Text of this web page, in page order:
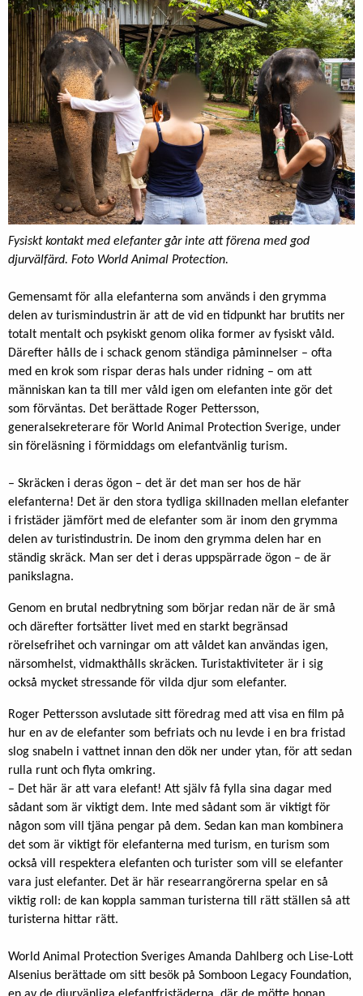
Fysiskt kontakt med elefanter går inte att förena med god
djurvälfärd. Foto World Animal Protection.
Gemensamt för alla elefanterna som används i den grymma
delen av turismindustrin är att de vid en tidpunkt har brutits ner
totalt mentalt och psykiskt genom olika former av fysiskt våld.
Därefter hålls de i schack genom ständiga påminnelser – ofta
med en krok som rispar deras hals under ridning – om att
människan kan ta till mer våld igen om elefanten inte gör det
som förväntas. Det berättade Roger Pettersson,
generalsekreterare för World Animal Protection Sverige, under
sin föreläsning i förmiddags om elefantvänlig turism.
– Skräcken i deras ögon – det är det man ser hos de här
elefanterna! Det är den stora tydliga skillnaden mellan elefanter
i fristäder jämfört med de elefanter som är inom den grymma
delen av turistindustrin. De inom den grymma delen har en
ständig skräck. Man ser det i deras uppspärrade ögon – de är
panikslagna.
Genom en brutal nedbrytning som börjar redan när de är små
och därefter fortsätter livet med en starkt begränsad
rörelsefrihet och varningar om att våldet kan användas igen,
närsomhelst, vidmakthålls skräcken. Turistaktiviteter är i sig
också mycket stressande för vilda djur som elefanter.
Roger Pettersson avslutade sitt föredrag med att visa en film på
hur en av de elefanter som befriats och nu levde i en bra fristad
slog snabeln i vattnet innan den dök ner under ytan, för att sedan
rulla runt och flyta omkring.
– Det här är att vara elefant! Att själv få fylla sina dagar med
sådant som är viktigt dem. Inte med sådant som är viktigt för
någon som vill tjäna pengar på dem. Sedan kan man kombinera
det som är viktigt för elefanterna med turism, en turism som
också vill respektera elefanten och turister som vill se elefanter
vara just elefanter. Det är här researrangörerna spelar en så
viktig roll: de kan koppla samman turisterna till rätt ställen så att
turisterna hittar rätt.
World Animal Protection Sveriges Amanda Dahlberg och Lise-Lott
Alsenius berättade om sitt besök på Somboon Legacy Foundation,